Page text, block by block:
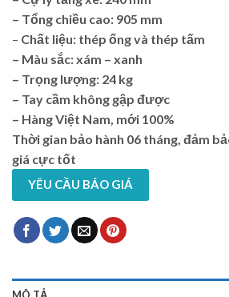
– Tổng chiều cao: 905 mm
– Chất liệu: thép ống và thép tấm
– Màu sắc: xám – xanh
– Trọng lượng: 24 kg
– Tay cầm không gập được
– Hàng Việt Nam, mới 100%
Thời gian bảo hành 06 tháng, đảm
giá cực tốt
YÊU CẦU BÁO GIÁ
MÔ TẢ